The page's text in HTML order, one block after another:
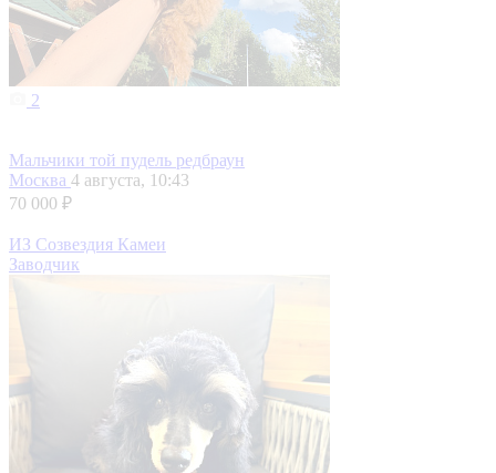
2
Мальчики той пудель редбраун
Москва 4 августа, 10:43
70 000 ₽
ИЗ Созвездия Камеи
Заводчик